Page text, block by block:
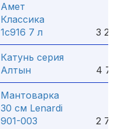
Амет
Классика
1с916 7 л
3
Катунь серия
Алтын
4
Мантоварка
30 см Lenardi
901-003
2